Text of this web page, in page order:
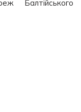
Балтійського